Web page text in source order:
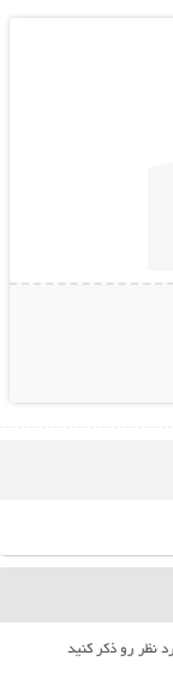
نظر رو ذکر کنید